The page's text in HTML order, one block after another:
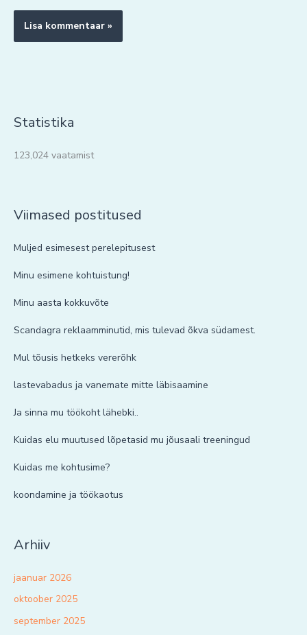
Statistika
123,024 vaatamist
Viimased postitused
Muljed esimesest perelepitusest
Minu esimene kohtuistung!
Minu aasta kokkuvõte
Scandagra reklaamminutid, mis tulevad õkva südamest.
Mul tõusis hetkeks vererõhk
lastevabadus ja vanemate mitte läbisaamine
Ja sinna mu töökoht lähebki..
Kuidas elu muutused lõpetasid mu jõusaali treeningud
Kuidas me kohtusime?
koondamine ja töökaotus
Arhiiv
jaanuar 2026
oktoober 2025
september 2025